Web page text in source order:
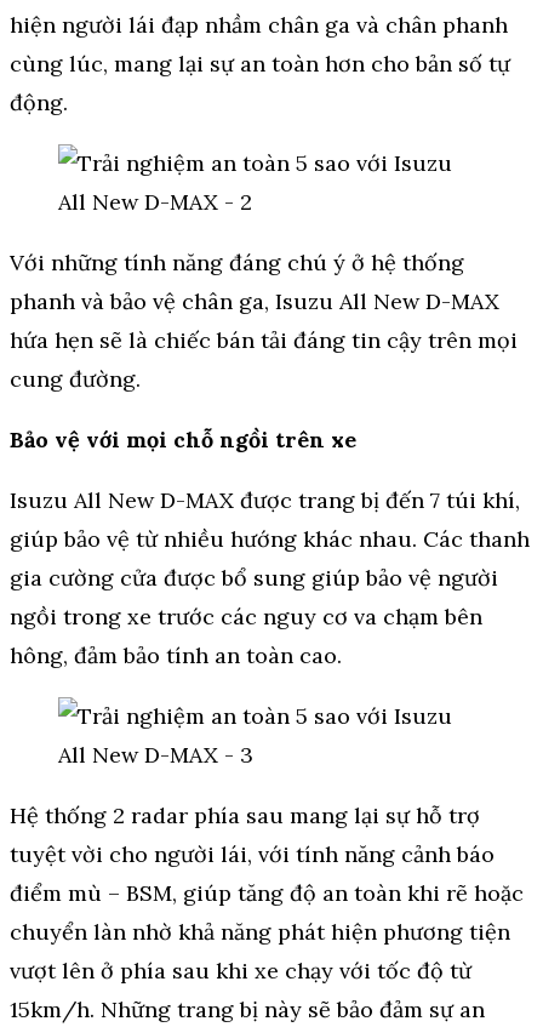
hiện người lái đạp nhầm chân ga và chân phanh
cùng lúc, mang lại sự an toàn hơn cho bản số tự
động.
Với những tính năng đáng chú ý ở hệ thống
phanh và bảo vệ chân ga, Isuzu All New D-MAX
hứa hẹn sẽ là chiếc bán tải đáng tin cậy trên mọi
cung đường.
Bảo vệ với mọi chỗ ngồi trên xe
Isuzu All New D-MAX được trang bị đến 7 túi khí,
giúp bảo vệ từ nhiều hướng khác nhau. Các thanh
gia cường cửa được bổ sung giúp bảo vệ người
ngồi trong xe trước các nguy cơ va chạm bên
hông, đảm bảo tính an toàn cao.
Hệ thống 2 radar phía sau mang lại sự hỗ trợ
tuyệt vời cho người lái, với tính năng cảnh báo
điểm mù – BSM, giúp tăng độ an toàn khi rẽ hoặc
chuyển làn nhờ khả năng phát hiện phương tiện
vượt lên ở phía sau khi xe chạy với tốc độ từ
15km/h. Những trang bị này sẽ bảo đảm sự an